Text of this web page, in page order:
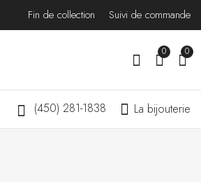
Fin de collection Suivi de commande
0 0
(450) 281-1838 La bijouterie